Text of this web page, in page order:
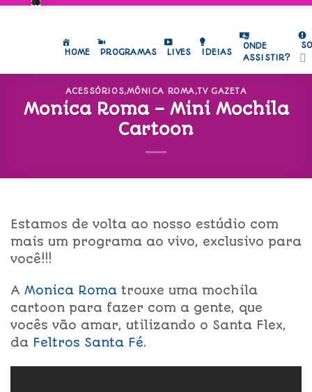
HOME PROGRAMAS LIVES IDEIAS
ONDE
ASSISTIR?
ACESSÓRIOS,MÔNICA ROMA,TV GAZETA
Monica Roma – Mini Mochila
Cartoon
Estamos de volta ao nosso estúdio com
mais um programa ao vivo, exclusivo para
você!!!
A Monica Roma trouxe uma mochila
cartoon para fazer com a gente, que
vocês vão amar, utilizando o Santa Flex,
da Feltros Santa Fé.